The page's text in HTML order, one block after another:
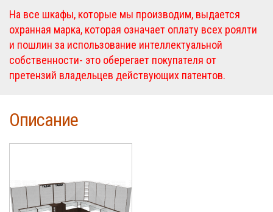
На все шкафы, которые мы производим, выдается
охранная марка, которая означает оплату всех роялти
и пошлин за использование интеллектуальной
собственности- это оберегает покупателя от
претензий владельцев действующих патентов.
Описание